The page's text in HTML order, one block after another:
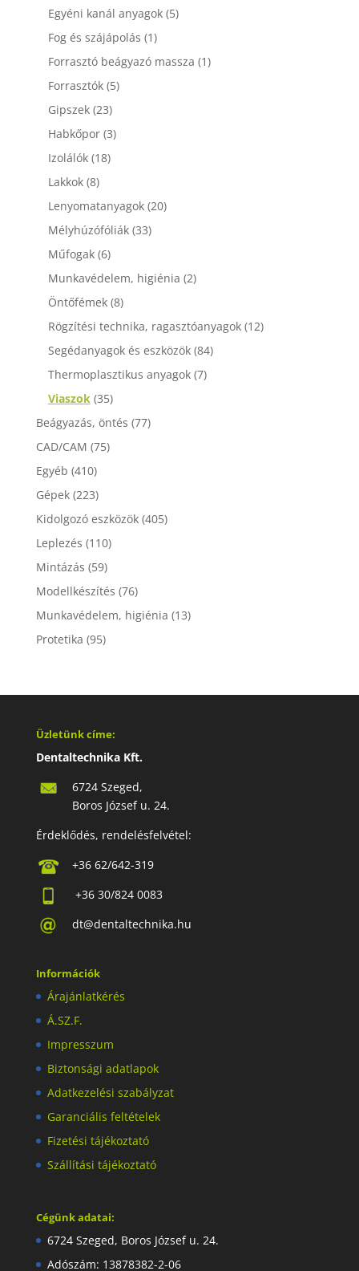
Egyéni kanál anyagok (5)
Fog és szájápolás (1)
Forrasztó beágyazó massza (1)
Forrasztók (5)
Gipszek (23)
Habkőpor (3)
Izolálók (18)
Lakkok (8)
Lenyomatanyagok (20)
Mélyhúzófóliák (33)
Műfogak (6)
Munkavédelem, higiénia (2)
Öntőfémek (8)
Rögzítési technika, ragasztóanyagok (12)
Segédanyagok és eszközök (84)
Thermoplasztikus anyagok (7)
Viaszok (35)
Beágyazás, öntés (77)
CAD/CAM (75)
Egyéb (410)
Gépek (223)
Kidolgozó eszközök (405)
Leplezés (110)
Mintázás (59)
Modellkészítés (76)
Munkavédelem, higiénia (13)
Protetika (95)
Üzletünk címe:
Dentaltechnika Kft.
6724 Szeged,
Boros József u. 24.
Érdeklődés, rendelésfelvétel:
+36 62/642-319
+36 30/824 0083
dt@dentaltechnika.hu
Információk
Árajánlatkérés
Á.SZ.F.
Impresszum
Biztonsági adatlapok
Adatkezelési szabályzat
Garanciális feltételek
Fizetési tájékoztató
Szállítási tájékoztató
Cégünk adatai:
6724 Szeged, Boros József u. 24.
Adószám: 13878382-2-06